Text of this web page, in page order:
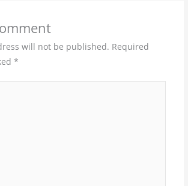
will not be published. Required
*